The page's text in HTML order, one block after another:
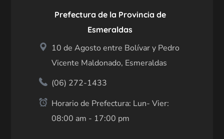
Prefectura de la Provincia de
Esmeraldas
10 de Agosto entre Bolívar y Pedro
Vicente Maldonado, Esmeraldas
(06) 272-1433
Horario de Prefectura: Lun- Vier:
08:00 am - 17:00 pm